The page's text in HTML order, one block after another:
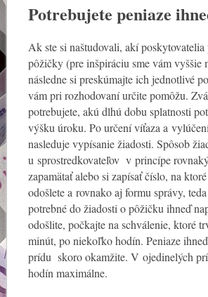
Potrebujete peniaze
Ak ste si naštudovali, akí poskytovatelia
pôžičky (pre inšpiráciu sme vám vyššie
následne si preskúmajte ich jednotlivé
vám pri rozhodovaní určite pomôžu.
potrebujete, akú dlhú dobu splatnosti
výšku úroku. Po určení víťaza a
nasleduje vypísanie žiadosti. Spôsob
u sprostredkovateľov v princípe
zapamätať alebo si zapísať číslo, na
odošlete a rovnako aj formu správy,
potrebné do žiadosti o pôžičku ihneď
odošlite, počkajte na schválenie, ktoré
minút, po niekoľko hodín. Peniaze
prídu skoro okamžite. V ojedinelých
hodín maximálne.